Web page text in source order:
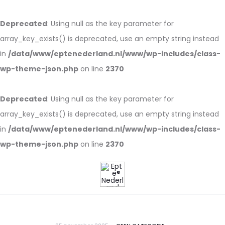
Deprecated: Using null as the key parameter for
array_key_exists() is deprecated, use an empty string instead
in /data/www/eptenederland.nl/www/wp-includes/class-
wp-theme-json.php on line 2370
Deprecated: Using null as the key parameter for
array_key_exists() is deprecated, use an empty string instead
in /data/www/eptenederland.nl/www/wp-includes/class-
wp-theme-json.php on line 2370